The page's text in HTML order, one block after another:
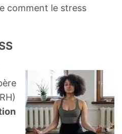
comment le stress